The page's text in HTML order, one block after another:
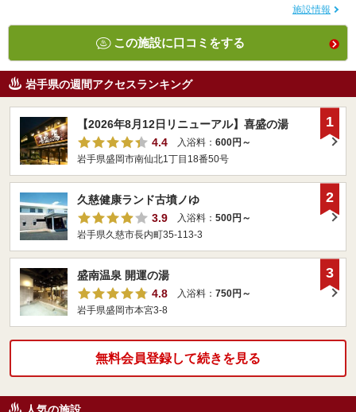
施設情報
この施設に口コミをする
岩手県の週間アクセスランキング
【2026年8月12日リニューアル】喜盛の湯
4.4
入浴料： 600円～
岩手県盛岡市南仙北1丁目18番50号
1
久慈健康ランド古墳ノゆ
3.9
入浴料： 500円～
岩手県久慈市長内町35-113-3
2
盛南温泉 開運の湯
4.8
入浴料： 750円～
岩手県盛岡市本宮3-8
3
無料会員登録して続きを見る
人気の施設